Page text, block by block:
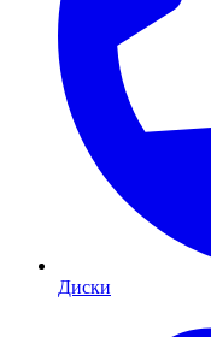
Диски